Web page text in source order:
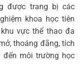
được trang bị các
khoa học tiên
vực thể thao đa
thoáng đãng, tích
đến môi trường học